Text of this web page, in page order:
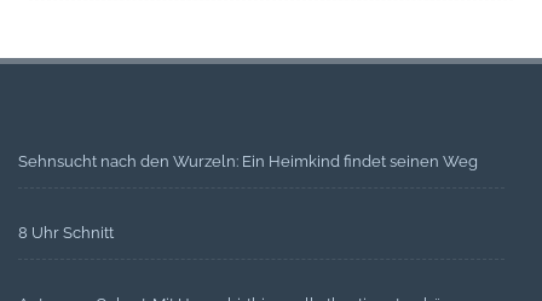
Sehnsucht nach den Wurzeln: Ein Heimkind findet seinen Weg
8 Uhr Schnitt